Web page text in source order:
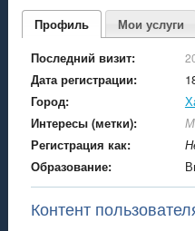
Профиль Мои услуги
Последний визит:
Дата регистрации:
Город:
Интересы (метки):
Регистрация как:
Образование:
Контент